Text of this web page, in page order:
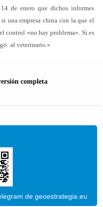
de enero que dichos informes
una empresa china con la que el
control «no hay problema». Si es
al veterinario.»
completa
de geoestrategia.eu